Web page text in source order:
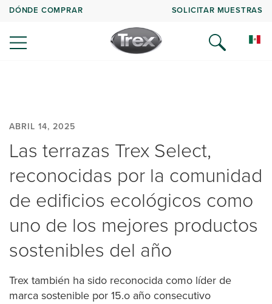
DÓNDE COMPRAR SOLICITAR MUESTRAS
ABRIL 14, 2025
Las terrazas Trex Select,
reconocidas por la comunidad
de edificios ecológicos como
uno de los mejores productos
sostenibles del año
Trex también ha sido reconocida como líder de
marca sostenible por 15.o año consecutivo